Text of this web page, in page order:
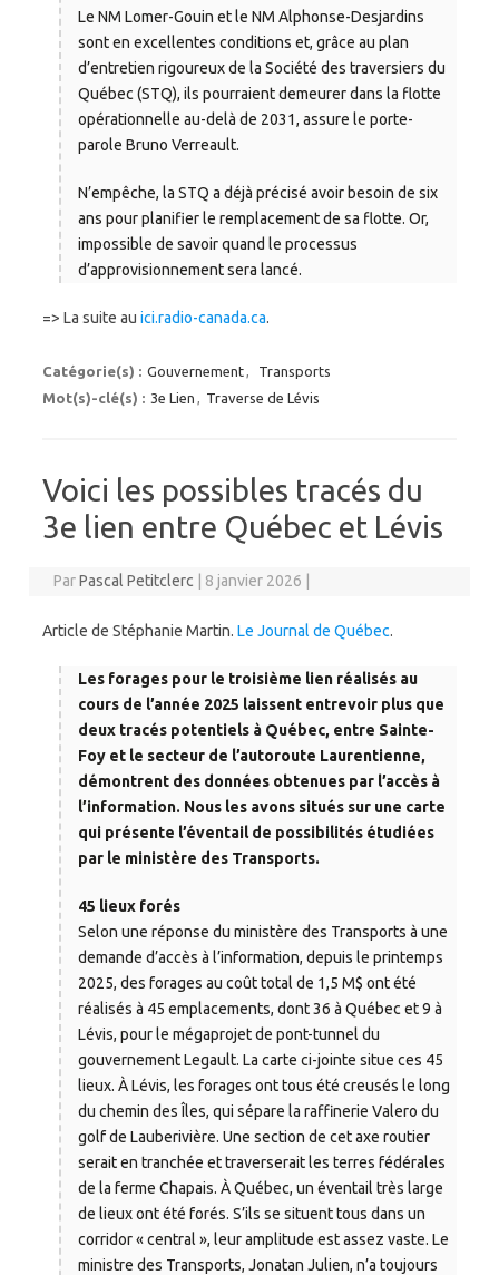
Le NM Lomer-Gouin et le NM Alphonse-Desjardins
sont en excellentes conditions et, grâce au plan
d’entretien rigoureux de la Société des traversiers du
Québec (STQ), ils pourraient demeurer dans la flotte
opérationnelle au-delà de 2031, assure le porte-
parole Bruno Verreault.
N’empêche, la STQ a déjà précisé avoir besoin de six
ans pour planifier le remplacement de sa flotte. Or,
impossible de savoir quand le processus
d’approvisionnement sera lancé.
=> La suite au ici.radio-canada.ca.
Catégorie(s) : Gouvernement,
Transports
Mot(s)-clé(s) : 3e Lien , Traverse de Lévis
Voici les possibles tracés du
3e lien entre Québec et Lévis
ParPascal Petitclerc 8 janvier 2026
Article de Stéphanie Martin. Le Journal de Québec.
Les forages pour le troisième lien réalisés au
cours de l’année 2025 laissent entrevoir plus que
deux tracés potentiels à Québec, entre Sainte-
Foy et le secteur de l’autoroute Laurentienne,
démontrent des données obtenues par l’accès à
l’information. Nous les avons situés sur une carte
qui présente l’éventail de possibilités étudiées
par le ministère des Transports.
45 lieux forés
Selon une réponse du ministère des Transports à une
demande d’accès à l’information, depuis le printemps
2025, des forages au coût total de 1,5 M$ ont été
réalisés à 45 emplacements, dont 36 à Québec et 9 à
Lévis, pour le mégaprojet de pont-tunnel du
gouvernement Legault. La carte ci-jointe situe ces 45
lieux. À Lévis, les forages ont tous été creusés le long
du chemin des Îles, qui sépare la raffinerie Valero du
golf de Lauberivière. Une section de cet axe routier
serait en tranchée et traverserait les terres fédérales
de la ferme Chapais. À Québec, un éventail très large
de lieux ont été forés. S’ils se situent tous dans un
corridor « central », leur amplitude est assez vaste. Le
ministre des Transports, Jonatan Julien, n’a toujours